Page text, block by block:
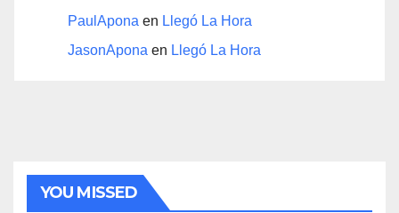
PaulApona en Llegó La Hora
JasonApona en Llegó La Hora
YOU MISSED